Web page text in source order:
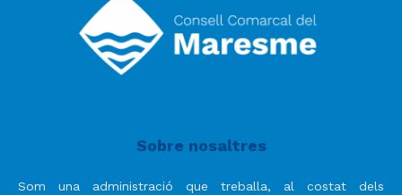
Sobre nosaltres
Som una administració que treballa, al costat dels